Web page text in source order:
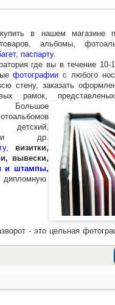
в нашем магазине
альбомы,
паспарту.
где вы в течение
фотографии с любого
стену, заказать
рамок,
Большое
детский,
и др.
,
визитки,
вывески,
и штампы,
дипломную
- это цельная